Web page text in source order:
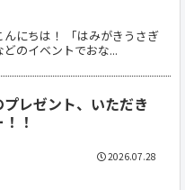
にちは！ 「はみがきうさぎ
のイベントでおな...
レゼント、いただき
！
2026.07.28